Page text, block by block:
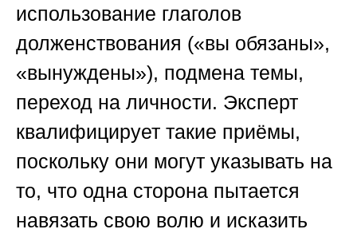
использование глаголов
долженствования («вы обязаны»,
«вынуждены»), подмена темы,
переход на личности. Эксперт
квалифицирует такие приёмы,
поскольку они могут указывать на
то, что одна сторона пытается
навязать свою волю и исказить